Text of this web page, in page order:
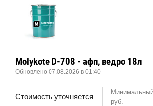
Molykote D-708 - афп, ведро 18л
Обновлено 07.08.2026 в 01:40
Стоимость уточняется
Минимальный
руб.